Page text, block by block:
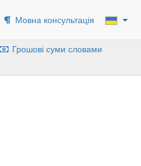
Мовна консультація
Грошові суми словами